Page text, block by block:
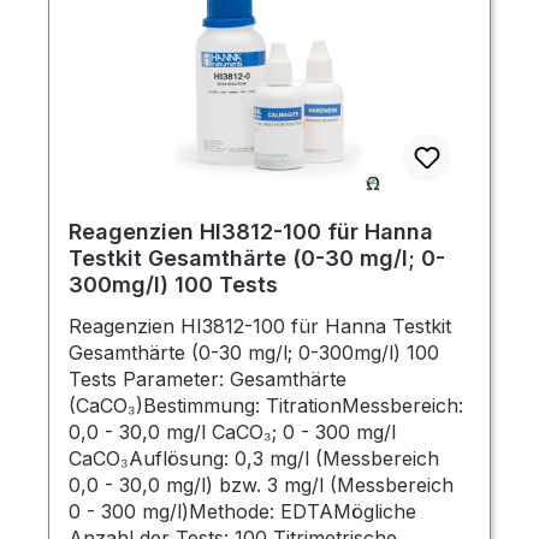
AchtungPiktogramm:
Gefahrenhinweise:H315 Verursacht
Hautreizungen.H319 Verursacht schwere
Augenreizung.EUH031: Entwickelt bei
Berührung mit Säure giftige Gase.EUH210
Sicherheitsdatenblatt auf Anfrage
erhältlich. Sicherheitshinweise:P280:
Augenschutz und Gesichtsschutz
tragen.P302+P352: BEI BERÜHRUNG MIT
DER HAUT: Mit viel Wasser und Seife
waschen.P305+P351+P338: BEI KONTAKT
MIT DEN AUGEN: Einige Minuten lang
behutsam mit Wasser spülen. Eventuell
vorhandene Kontaktlinsen nach Möglichkeit
entfernen. Weiter spülen.P337+P313: Bei
anhaltender Augenreizung: Ärztlichen Rat
einholen / ärztliche Hilfe hinzuziehen.
Download Sicherheitsdatenblatt für Hanna
Calmagit-Lösung Download
Reagenzien HI3812-100 für Hanna
Testkit Gesamthärte (0-30 mg/l; 0-
300mg/l) 100 Tests
Reagenzien HI3812-100 für Hanna Testkit
Gesamthärte (0-30 mg/l; 0-300mg/l) 100
Tests Parameter: Gesamthärte
(CaCO₃)Bestimmung: TitrationMessbereich:
0,0 - 30,0 mg/l CaCO₃; 0 - 300 mg/l
CaCO₃Auflösung: 0,3 mg/l (Messbereich
0,0 - 30,0 mg/l) bzw. 3 mg/l (Messbereich
0 - 300 mg/l)Methode: EDTAMögliche